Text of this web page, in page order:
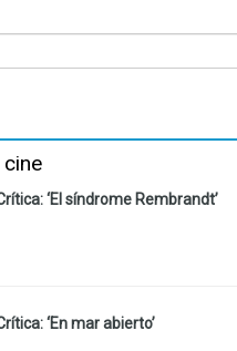
‘El síndrome Rembrandt’
‘En mar abierto’